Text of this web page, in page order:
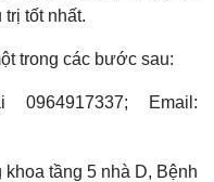
tốt nhất.
trong các bước sau:
Email:
tầng 5 nhà D, Bệnh